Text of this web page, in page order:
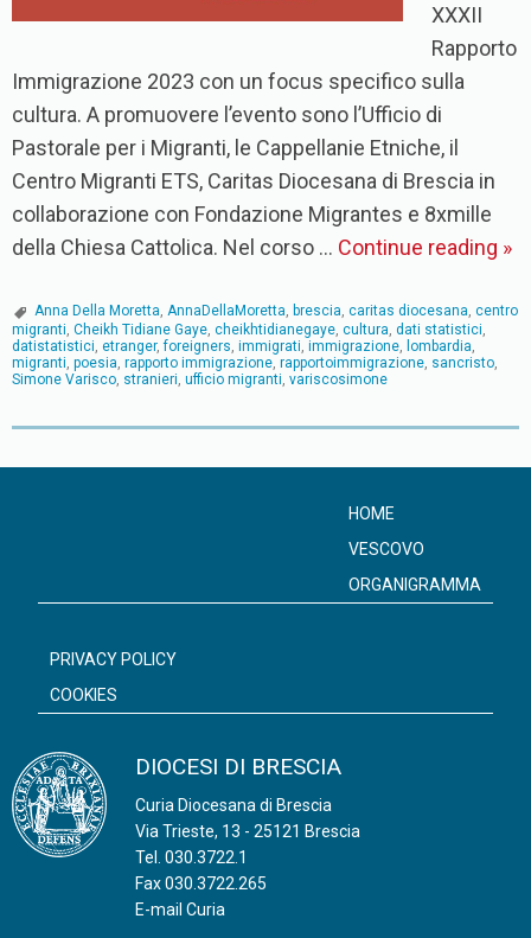
XXXII
Rapporto
Immigrazione 2023 con un focus specifico sulla
cultura. A promuovere l’evento sono l’Ufficio di
Pastorale per i Migranti, le Cappellanie Etniche, il
Centro Migranti ETS, Caritas Diocesana di Brescia in
collaborazione con Fondazione Migrantes e 8xmille
della Chiesa Cattolica. Nel corso … Continue reading »
Anna Della Moretta AnnaDellaMoretta brescia caritas diocesana centro
migranti Cheikh Tidiane Gaye cheikhtidianegaye cultura dati statistici
datistatistici etranger,foreigners immigrati immigrazione lombardia
migranti poesia rapporto immigrazione rapportoimmigrazione sancristo
Simone Varisco stranieri ufficio migranti variscosimone
t
i
o
DIOCESI DI BRESCIA
Curia Diocesana di Brescia
Via Trieste, 13 - 25121 Brescia
Tel. 030.3722.1
Fax 030.3722.265
E-mail Curia
HOME
VESCOVO
ORGANIGRAMMA
PRIVACY POLICY
COOKIES